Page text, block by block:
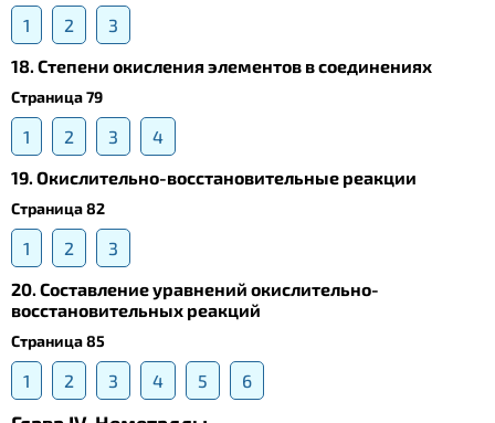
1 2
3
18. Степени окисления элементов в соединениях
Страница 79
1 2 3
4
19. Окислительно-восстановительные реакции
Страница 82
1 2
3
20. Составление уравнений окислительно-
восстановительных реакций
Страница 85
1 2 3 4 5 6